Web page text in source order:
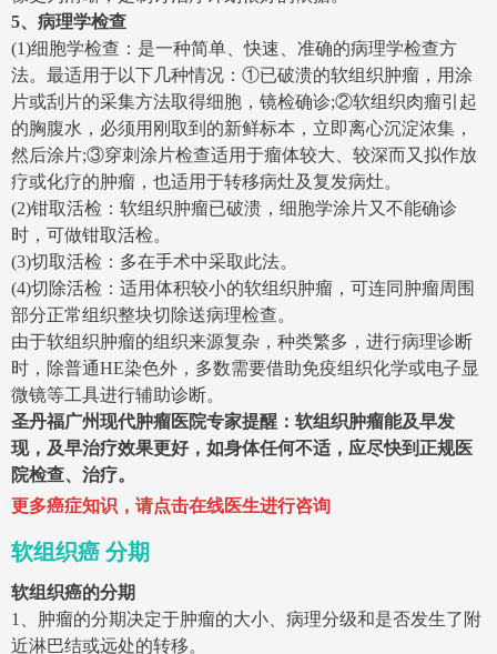
5、病理学检查
(1)细胞学检查：是一种简单、快速、准确的病理学检查方
法。最适用于以下几种情况：①已破溃的软组织肿瘤，用涂
片或刮片的采集方法取得细胞，镜检确诊;②软组织肉瘤引起
的胸腹水，必须用刚取到的新鲜标本，立即离心沉淀浓集，
然后涂片;③穿刺涂片检查适用于瘤体较大、较深而又拟作放
疗或化疗的肿瘤，也适用于转移病灶及复发病灶。
(2)钳取活检：软组织肿瘤已破溃，细胞学涂片又不能确诊
时，可做钳取活检。
(3)切取活检：多在手术中采取此法。
(4)切除活检：适用体积较小的软组织肿瘤，可连同肿瘤周围
部分正常组织整块切除送病理检查。
由于软组织肿瘤的组织来源复杂，种类繁多，进行病理诊断
时，除普通HE染色外，多数需要借助免疫组织化学或电子显
微镜等工具进行辅助诊断。
圣丹福广州现代肿瘤医院专家提醒：软组织肿瘤能及早发
现，及早治疗效果更好，如身体任何不适，应尽快到正规医
院检查、治疗。
更多癌症知识，请点击在线医生进行咨询
软组织癌 分期
软组织癌的分期
1、肿瘤的分期决定于肿瘤的大小、病理分级和是否发生了附
近淋巴结或远处的转移。